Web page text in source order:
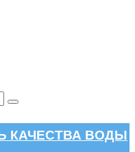
КАЧЕСТВА ВОДЫ